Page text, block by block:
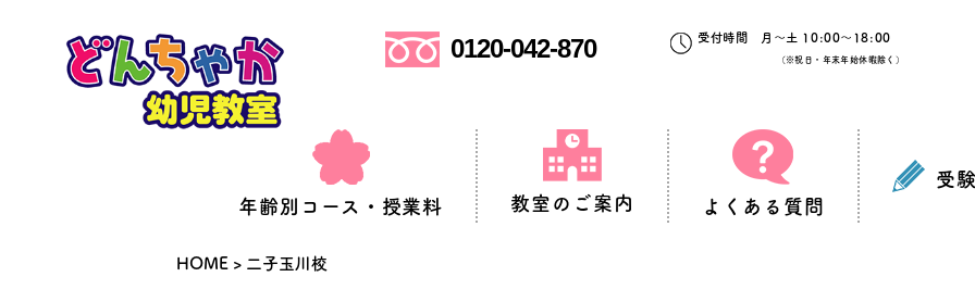
0120-042-870 受付時間 月～土 10:00～18:00
（※祝日・年末年始休暇除く）
年齢別コース・授業料 教室のご案内 よくある質問
受
HOME > 二子玉川校